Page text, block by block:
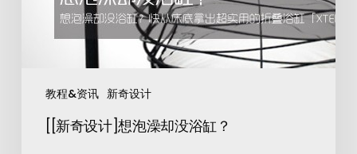
教程&资讯 新奇设计
[[新奇设计]想泡澡却没浴缸？